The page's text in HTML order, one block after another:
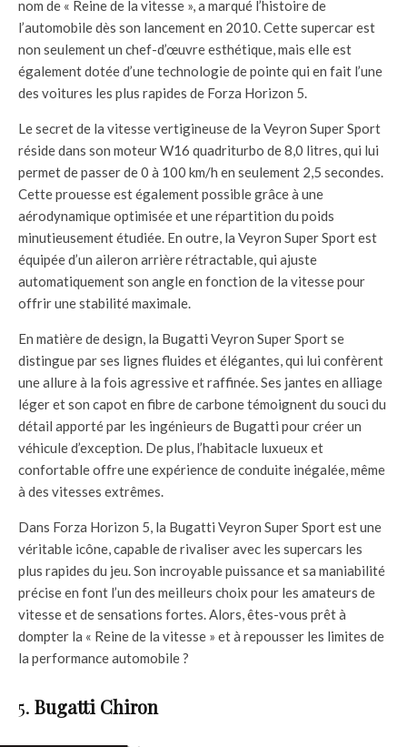
nom de « Reine de la vitesse », a marqué l’histoire de
l’automobile dès son lancement en 2010. Cette supercar est
non seulement un chef-d’œuvre esthétique, mais elle est
également dotée d’une technologie de pointe qui en fait l’une
des voitures les plus rapides de Forza Horizon 5.
Le secret de la vitesse vertigineuse de la Veyron Super Sport
réside dans son moteur W16 quadriturbo de 8,0 litres, qui lui
permet de passer de 0 à 100 km/h en seulement 2,5 secondes.
Cette prouesse est également possible grâce à une
aérodynamique optimisée et une répartition du poids
minutieusement étudiée. En outre, la Veyron Super Sport est
équipée d’un aileron arrière rétractable, qui ajuste
automatiquement son angle en fonction de la vitesse pour
offrir une stabilité maximale.
En matière de design, la Bugatti Veyron Super Sport se
distingue par ses lignes fluides et élégantes, qui lui confèrent
une allure à la fois agressive et raffinée. Ses jantes en alliage
léger et son capot en fibre de carbone témoignent du souci du
détail apporté par les ingénieurs de Bugatti pour créer un
véhicule d’exception. De plus, l’habitacle luxueux et
confortable offre une expérience de conduite inégalée, même
à des vitesses extrêmes.
Dans Forza Horizon 5, la Bugatti Veyron Super Sport est une
véritable icône, capable de rivaliser avec les supercars les
plus rapides du jeu. Son incroyable puissance et sa maniabilité
précise en font l’un des meilleurs choix pour les amateurs de
vitesse et de sensations fortes. Alors, êtes-vous prêt à
dompter la « Reine de la vitesse » et à repousser les limites de
la performance automobile ?
5. Bugatti Chiron